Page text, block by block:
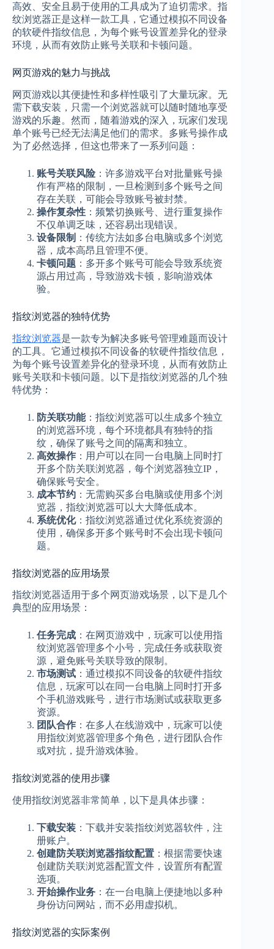
高效、安全且易于使用的工具成为了迫切需求。指
纹浏览器正是这样一款工具，它通过模拟不同设备
的软硬件指纹信息，为每个账号设置差异化的登录
环境，从而有效防止账号关联和卡顿问题。
网页游戏的魅力与挑战
网页游戏以其便捷性和多样性吸引了大量玩家。无
需下载安装，只需一个浏览器就可以随时随地享受
游戏的乐趣。然而，随着游戏的深入，玩家们发现
单个账号已经无法满足他们的需求。多账号操作成
为了必然选择，但这也带来了一系列问题：
账号关联风险：许多游戏平台对批量账号操
作有严格的限制，一旦检测到多个账号之间
存在关联，可能会导致账号被封禁。
操作复杂性 ：频繁切换账号、进行重复操作
不仅单调乏味，还容易出现错误。
设备限制 ：传统方法如多台电脑或多个浏览
器，成本高昂且管理不便。
卡顿问题 ：多开多个账号可能会导致系统资
源占用过高，导致游戏卡顿，影响游戏体
验。
指纹浏览器的独特优势
指纹浏览器是一款专为解决多账号管理难题而设计
的工具。它通过模拟不同设备的软硬件指纹信息，
为每个账号设置差异化的登录环境，从而有效防止
账号关联和卡顿问题。以下是指纹浏览器的几个独
特优势：
防关联功能：指纹浏览器可以生成多个独立
的浏览器环境，每个环境都具有独特的指
纹，确保了账号之间的隔离和独立。
高效操作 ：用户可以在同一台电脑上同时打
开多个防关联浏览器，每个浏览器独立IP，
确保账号安全。
成本节约 ：无需购买多台电脑或使用多个浏
览器，指纹浏览器可以大大降低成本。
系统优化：指纹浏览器通过优化系统资源的
使用，确保多开多个账号时不会出现卡顿问
题。
指纹浏览器的应用场景
指纹浏览器适用于多个网页游戏场景，以下是几个
典型的应用场景：
任务完成 ：在网页游戏中，玩家可以使用指
纹浏览器管理多个小号，完成任务或获取资
源，避免账号关联导致的限制。
市场测试 ：通过模拟不同设备的软硬件指纹
信息，玩家可以在同一台电脑上同时打开多
个手机游戏账号，进行市场测试或获取更多
资源。
团队合作 ：在多人在线游戏中，玩家可以使
用指纹浏览器管理多个角色，进行团队合作
或对抗，提升游戏体验。
指纹浏览器的使用步骤
使用指纹浏览器非常简单，以下是具体步骤：
下载安装 ：下载并安装指纹浏览器软件，注
册账户。
创建防关联浏览器指纹配置 ：根据需要快速
创建防关联浏览器配置文件，设置所有配置
选项。
开始操作业务 ：在一台电脑上便捷地以多种
身份访问网站，而不必用虚拟机。
指纹浏览器的实际案例